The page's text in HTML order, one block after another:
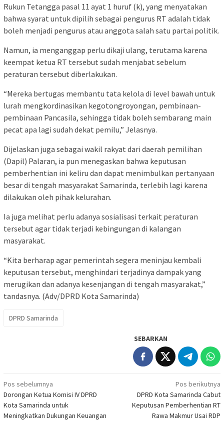
Rukun Tetangga pasal 11 ayat 1 huruf (k), yang menyatakan
bahwa syarat untuk dipilih sebagai pengurus RT adalah tidak
boleh menjadi pengurus atau anggota salah satu partai politik.
Namun, ia menganggap perlu dikaji ulang, terutama karena
keempat ketua RT tersebut sudah menjabat sebelum
peraturan tersebut diberlakukan.
“Mereka bertugas membantu tata kelola di level bawah untuk
lurah mengkordinasikan kegotongroyongan, pembinaan-
pembinaan Pancasila, sehingga tidak boleh sembarang main
pecat apa lagi sudah dekat pemilu,” Jelasnya.
Dijelaskan juga sebagai wakil rakyat dari daerah pemilihan
(Dapil) Palaran, ia pun menegaskan bahwa keputusan
pemberhentian ini keliru dan dapat menimbulkan pertanyaan
besar di tengah masyarakat Samarinda, terlebih lagi karena
dilakukan oleh pihak kelurahan.
Ia juga melihat perlu adanya sosialisasi terkait peraturan
tersebut agar tidak terjadi kebingungan di kalangan
masyarakat.
“Kita berharap agar pemerintah segera meninjau kembali
keputusan tersebut, menghindari terjadinya dampak yang
merugikan dan adanya kesenjangan di tengah masyarakat,”
tandasnya. (Adv/DPRD Kota Samarinda)
DPRD Samarinda
SEBARKAN
Navigasi
pos
Pos sebelumnya
Dorongan Ketua Komisi IV DPRD
Kota Samarinda untuk
Meningkatkan Dukungan Keuangan
Pos berikutnya
DPRD Kota Samarinda Cabut
Keputusan Pemberhentian RT
Rawa Makmur Usai RDP